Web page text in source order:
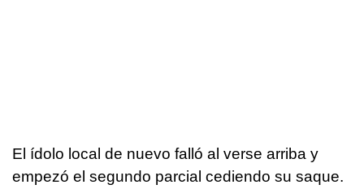
El ídolo local de nuevo falló al verse arriba y
empezó el segundo parcial cediendo su saque.